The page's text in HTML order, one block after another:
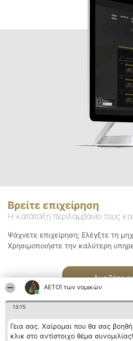
ΑΕΤΟΊ των νομικών
13:15
Γεια σας. Χαίρομαι που θα σας
κλικ στο αντίστοιχο θέμα
Βρείτε επιχείρηση
Η κατάταξη περιλαμβάνει τους
Ψάχνετε επιχείρηση; Ελέγξτε τη
Χρησιμοποιήστε την καλύτερη